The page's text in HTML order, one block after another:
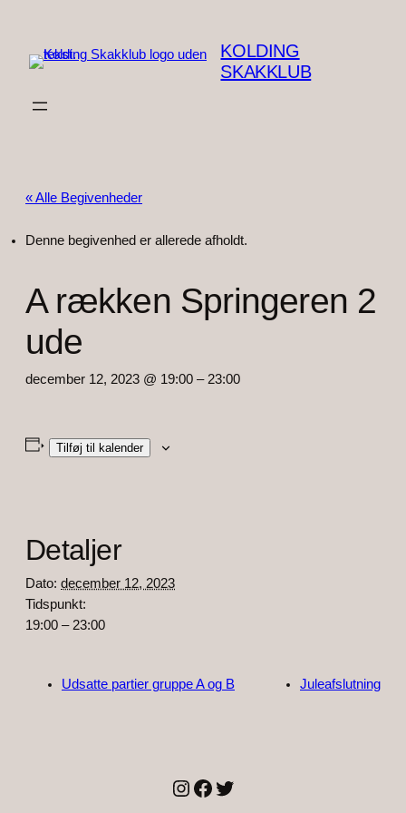
KOLDING
SKAKKLUB
« Alle Begivenheder
Denne begivenhed er allerede afholdt.
A rækken Springeren 2
ude
december 12, 2023 @ 19:00 –23:00
Tilføj til kalender
Detaljer
Dato: december 12, 2023
Tidspunkt:
19:00 – 23:00
Udsatte partier gruppe A og B Juleafslutning
Instagram
Facebook
Twitter